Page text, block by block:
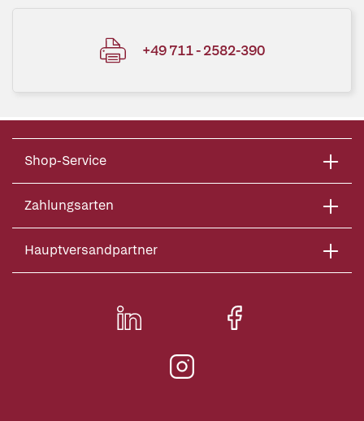
+49 711 - 2582-390
Shop-Service
Zahlungsarten
Hauptversandpartner